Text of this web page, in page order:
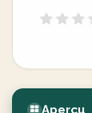
Aperçu